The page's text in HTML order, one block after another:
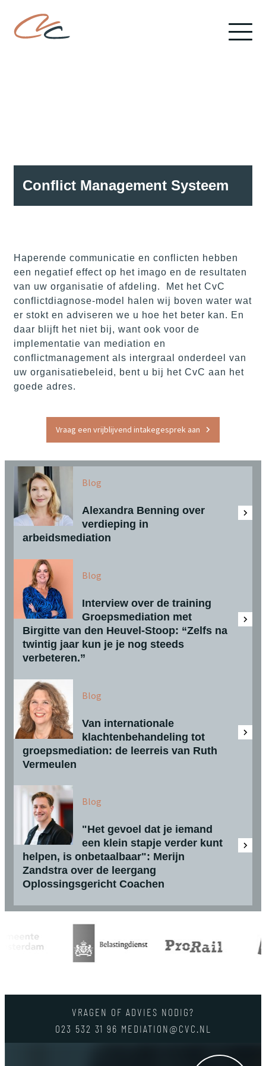
Conflict Management Systeem
Haperende communicatie en conflicten hebben
een negatief effect op het imago en de resultaten
van uw organisatie of afdeling. Met het CvC
conflictdiagnose-model halen wij boven water wat
er stokt en adviseren we u hoe het beter kan. En
daar blijft het niet bij, want ook voor de
implementatie van mediation en
conflictmanagement als intergraal onderdeel van
uw organisatiebeleid, bent u bij het CvC aan het
goede adres.
Vraag een vrijblijvend intakegesprek aan
Blog
Alexandra Benning over
verdieping in
arbeidsmediation
Blog
Interview over de training
Groepsmediation met
Birgitte van den Heuvel-Stoop: “Zelfs na
twintig jaar kun je je nog steeds
verbeteren.”
Blog
Van internationale
klachtenbehandeling tot
groepsmediation: de leerreis van Ruth
Vermeulen
Blog
"Het gevoel dat je iemand
een klein stapje verder kunt
helpen, is onbetaalbaar": Merijn
Zandstra over de leergang
Oplossingsgericht Coachen
VRAGEN OF ADVIES NODIG?
023 532 31 96 MEDIATION@CVC.NL